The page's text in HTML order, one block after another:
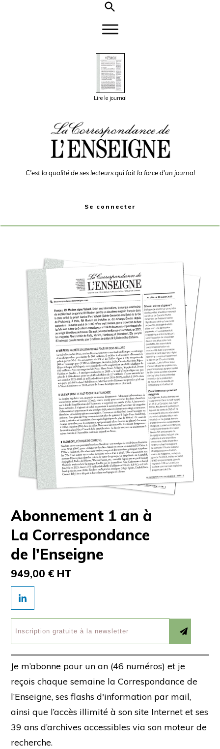
Lire le journal
C'est la qualité de ses lecteurs qui fait la force d'un journal
Se connecter
Abonnement 1 an à
La Correspondance
de l'Enseigne
949,00 € HT
Je m’abonne pour un an (46 numéros) et je
reçois chaque semaine la Correspondance de
l’Enseigne, ses flashs d'information par mail,
ainsi que l’accès illimité à son site Internet et ses
39 ans d’archives accessibles via son moteur de
recherche.